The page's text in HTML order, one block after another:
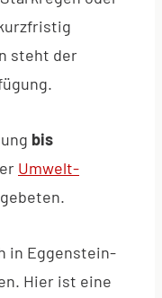
steht der
bis
Umwelt-
in Eggenstein-
Hier ist eine